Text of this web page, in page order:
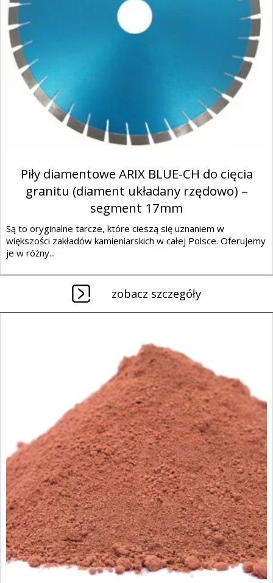
Piły diamentowe ARIX BLUE-CH do cięcia
granitu (diament układany rzędowo) –
segment 17mm
Są to oryginalne tarcze, które cieszą się uznaniem w
większości zakładów kamieniarskich w całej Polsce. Oferujemy
je w różny...
zobacz szczegóły